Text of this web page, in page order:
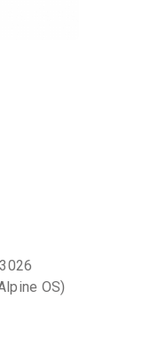
OS)